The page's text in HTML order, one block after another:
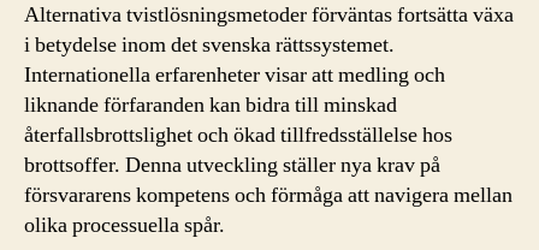
Alternativa tvistlösningsmetoder förväntas fortsätta växa
i betydelse inom det svenska rättssystemet.
Internationella erfarenheter visar att medling och
liknande förfaranden kan bidra till minskad
återfallsbrottslighet och ökad tillfredsställelse hos
brottsoffer. Denna utveckling ställer nya krav på
försvararens kompetens och förmåga att navigera mellan
olika processuella spår.